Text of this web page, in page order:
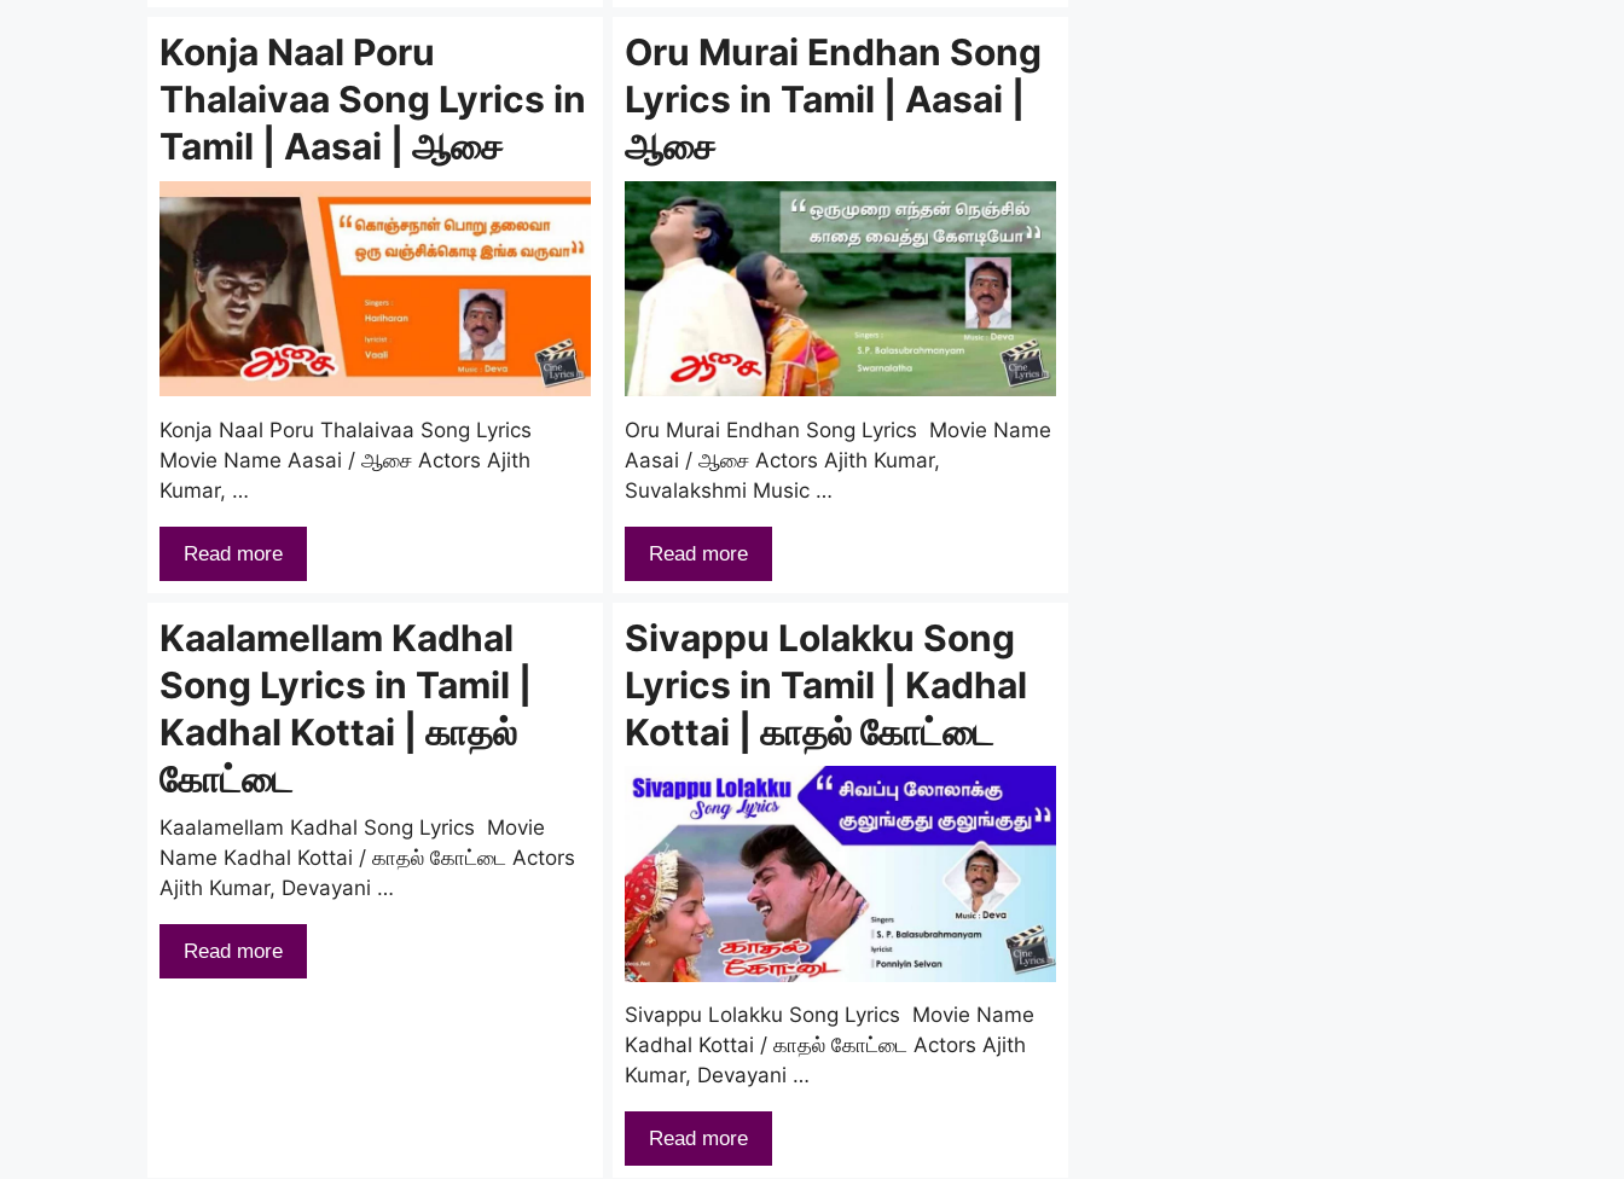
Konja Naal Poru
Thalaivaa Song Lyrics in
Tamil | Aasai | ஆசை
Konja Naal Poru Thalaivaa Song Lyrics
Movie Name Aasai / ஆசை Actors Ajith
Kumar, …
Read more
Oru Murai Endhan Song
Lyrics in Tamil | Aasai |
ஆசை
Oru Murai Endhan Song Lyrics Movie Name
Aasai / ஆசை Actors Ajith Kumar,
Suvalakshmi Music …
Read more
Kaalamellam Kadhal
Song Lyrics in Tamil |
Kadhal Kottai | காதல்
கோட்டை
Kaalamellam Kadhal Song Lyrics Movie
Name Kadhal Kottai / காதல் கோட்டை Actors
Ajith Kumar, Devayani …
Read more
Sivappu Lolakku Song
Lyrics in Tamil | Kadhal
Kottai | காதல் கோட்டை
Sivappu Lolakku Song Lyrics Movie Name
Kadhal Kottai / காதல் கோட்டை Actors Ajith
Kumar, Devayani …
Read more